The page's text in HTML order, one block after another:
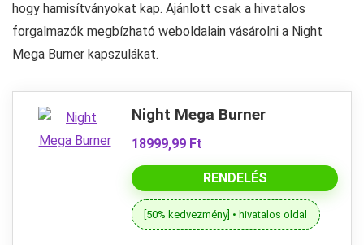
hogy hamisítványokat kap. Ajánlott csak a hivatalos
forgalmazók megbízható weboldalain vásárolni a Night
Mega Burner kapszulákat.
Night Mega Burner
18999,99 Ft
RENDELÉS
[50% kedvezmény] • hivatalos oldal